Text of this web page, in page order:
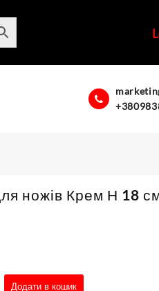
ножів Крем Н 18
Додати в кошик